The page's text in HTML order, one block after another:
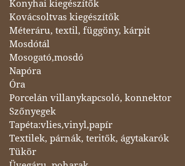
Konyhai kiegészítők
Kovácsoltvas kiegészítők
Méteráru, textil, függöny, kárpit
Mosdótál
Mosogató,mosdó
Napóra
Óra
Porcelán villanykapcsoló, konnektor
Szőnyegek
Tapéta:vlies,vinyl,papír
Textilek, párnák, teritők, ágytakarók
Tükör